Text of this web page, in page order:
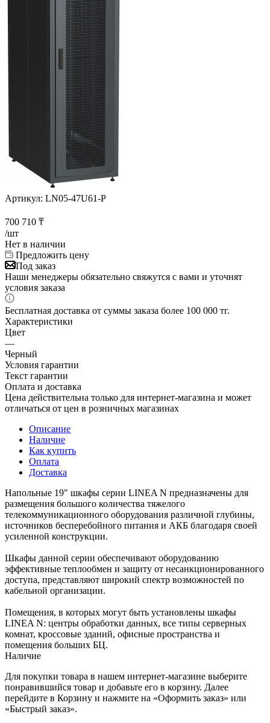
Артикул: LN05-47U61-P
700 710 ₸
/шт
Нет в наличии
Предложить цену
Под заказ
Наши менеджеры обязательно свяжутся с вами и уточнят
условия заказа
Бесплатная доставка от суммы заказа более 100 000 тг.
Характеристики
Цвет
—
Черный
Условия гарантии
Текст гарантии
Оплата и доставка
Цена действительна только для интернет-магазина и может
отличаться от цен в розничных магазинах
Описание
Наличие
Как купить
Оплата
Доставка
Напольные 19" шкафы серии LINEA N предназначены для
размещения большого количества тяжелого
телекоммуникационного оборудования различной глубины,
источников бесперебойного питания и АКБ благодаря своей
усиленной конструкции.
Шкафы данной серии обеспечивают оборудованию
эффективные теплообмен и защиту от несанкционированного
доступа, представляют широкий спектр возможностей по
кабельной организации.
Помещения, в которых могут быть установлены шкафы
LINEA N: центры обработки данных, все типы серверных
комнат, кроссовые зданий, офисные пространства и
помещения больших БЦ.
Наличие
Для покупки товара в нашем интернет-магазине выберите
понравившийся товар и добавьте его в корзину. Далее
перейдите в Корзину и нажмите на «Оформить заказ» или
«Быстрый заказ».